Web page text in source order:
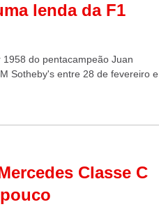
lenda da F1
do pentacampeão Juan
Sotheby's entre 28 de fevereiro e
Classe C